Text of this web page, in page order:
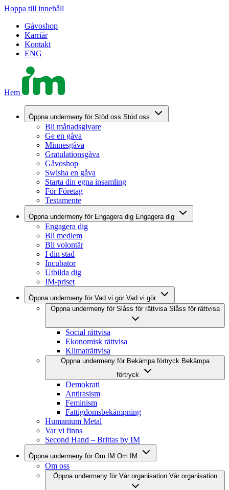
Hoppa till innehåll
Gåvoshop
Karriär
Kontakt
ENG
Hem
Öppna undermeny för Stöd oss Stöd oss
Bli månadsgivare
Ge en gåva
Minnesgåva
Gratulationsgåva
Gåvoshop
Swisha en gåva
Starta din egna insamling
För Företag
Testamente
Öppna undermeny för Engagera dig Engagera dig
Engagera dig
Bli medlem
Bli volontär
I din stad
Incubator
Utbilda dig
IM-priset
Öppna undermeny för Vad vi gör Vad vi gör
Öppna undermeny för Slåss för rättvisa Slåss för rättvisa
Social rättvisa
Ekonomisk rättvisa
Klimaträttvisa
Öppna undermeny för Bekämpa förtryckBekämpa
förtryck
Demokrati
Antirasism
Feminism
Fattigdomsbekämpning
Humanium Metal
Var vi finns
Second Hand – Brittas by IM
Öppna undermeny för Om IM Om IM
Om oss
Öppna undermeny för Vår organisation Vår organisation